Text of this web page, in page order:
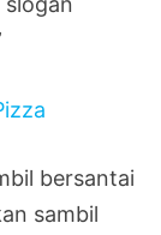
bersantai
sambil